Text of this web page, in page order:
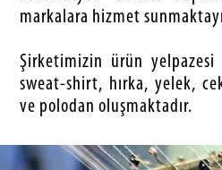
markalara hizmet
Şirketimizin ürün
sweat-shirt, hırka, yelek,
ve polodan oluşmaktadır.